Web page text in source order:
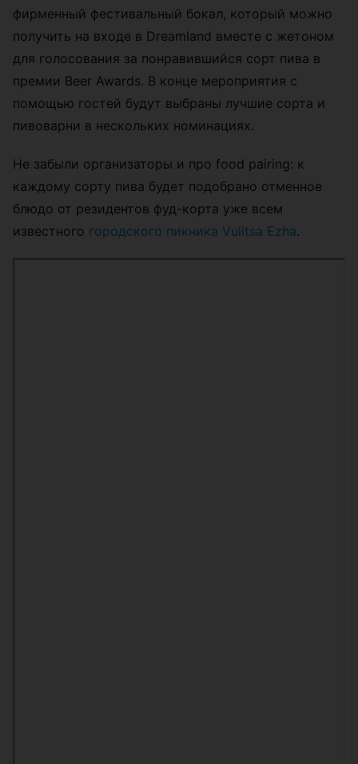
фирменный фестивальный бокал, который можно
получить на входе в Dreamland вместе с жетоном
для голосования за понравившийся сорт пива в
премии Beer Awards. В конце мероприятия с
помощью гостей будут выбраны лучшие сорта и
пивоварни в нескольких номинациях.
Не забыли организаторы и про food pairing: к
каждому сорту пива будет подобрано отменное
блюдо от резидентов фуд-корта уже всем
известного городского пикника Vulitsa Ezha.